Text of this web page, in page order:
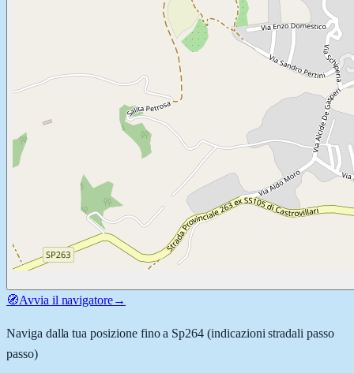
🧭Avvia il navigatore→
Naviga dalla tua posizione fino a Sp264 (indicazioni stradali passo
passo)